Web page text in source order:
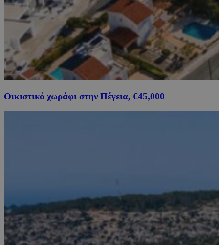
Οικιστικό χωράφι στην Πέγεια, €45,000